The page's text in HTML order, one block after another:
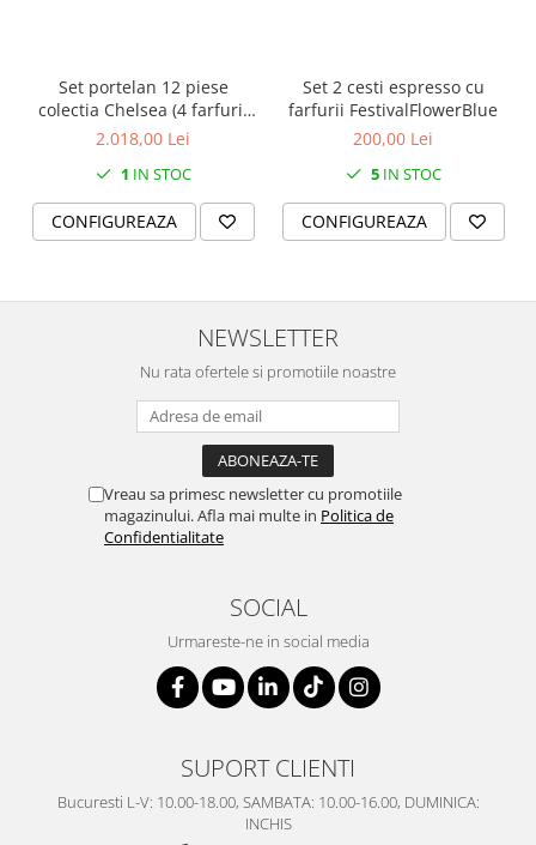
CHIQUE GALBEN
Set portelan 12 piese
colectia Chelsea (4 farfurii
28 cm, 4 farfuri 20 cm si 4
2.018,00 Lei
1 IN STOC
CONFIGUREAZA
Set 2 cesti espresso cu
farfurii FestivalFlowerBlue
200,00 Lei
5IN STOC
CONFIGUREAZA
NEWSLETTER
Nu rata ofertele si promotiile noastre
Vreau sa primesc newsletter cu promotiile
magazinului. Afla mai multe in Politica de
Confidentialitate
SOCIAL
Urmareste-ne in social media
SUPORT CLIENTI
Bucuresti L-V: 10.00-18.00, SAMBATA: 10.00-16.00, DUMINICA:
INCHIS